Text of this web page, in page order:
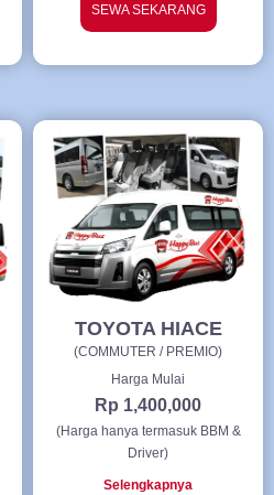
SEWA SEKARANG
TOYOTA HIACE
(COMMUTER / PREMIO)
Harga Mulai
Rp 1,400,000
(Harga hanya termasuk BBM &
Driver)
Selengkapnya